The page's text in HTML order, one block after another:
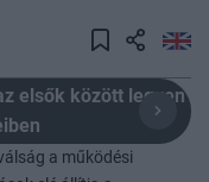
elsők között legyen
a működési